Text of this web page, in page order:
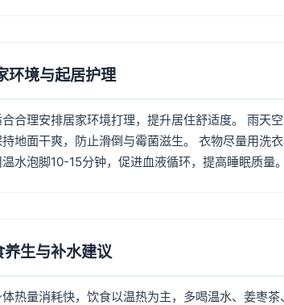
环境与起居护理
合理安排居家环境打理，提升居住舒适度。 雨天
地面干爽，防止滑倒与霉菌滋生。 衣物尽量用洗
水泡脚10-15分钟，促进血液循环，提高睡眠质量。
养生与补水建议
热量消耗快，饮食以温热为主，多喝温水、姜枣